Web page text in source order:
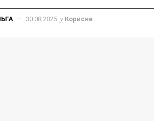
30.08.2025 у Корисне